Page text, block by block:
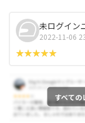
未ログイン
2022-11-06
すべての